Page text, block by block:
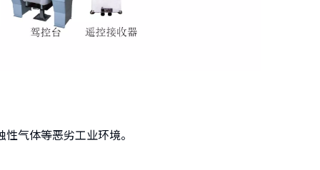
气体等恶劣工业环境。